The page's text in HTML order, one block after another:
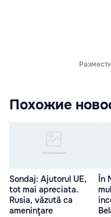
Похожие
Sondaj: Ajutorul UE,
tot mai apreciata.
Rusia, văzută ca
ameninţare
În